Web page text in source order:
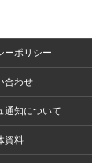
ーポリシー
合わせ
通知について
資料